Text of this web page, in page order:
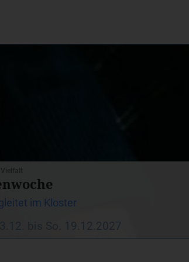
im Kloster
bis So. 19.12.2027